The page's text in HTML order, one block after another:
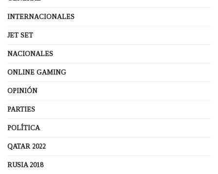
INTERNACIONALES
JET SET
NACIONALES
ONLINE GAMING
OPINIÓN
PARTIES
POLÍTICA
QATAR 2022
RUSIA 2018